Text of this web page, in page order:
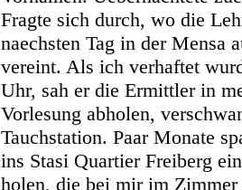
Fragte sich durch, wo die
naechsten Tag in der Mensa
vereint. Als ich verhaftet
Uhr, sah er die Ermittler in
Vorlesung abholen,
Tauchstation. Paar Monate
ins Stasi Quartier Freiberg
holen, die bei mir im